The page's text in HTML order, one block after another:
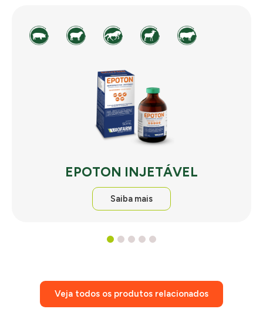
EPOTON INJETÁVEL
Saiba mais
4 5
Veja todos os produtos relacionados